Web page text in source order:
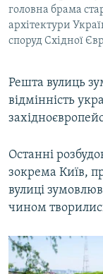
головна брама
архітектури
споруд Східної
Решта вулиць
відмінність
Останні
зокрема Київ,
вулиці
чином